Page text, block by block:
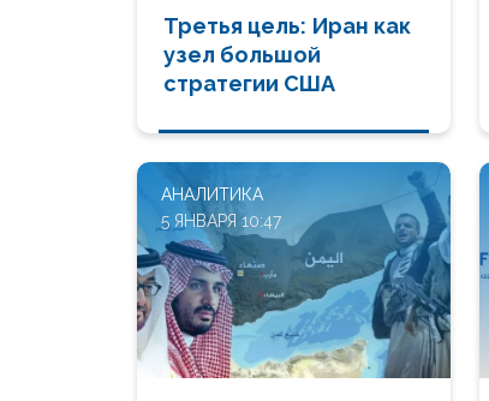
Третья цель: Иран как
узел большой
стратегии США
АНАЛИТИКА
5 ЯНВАРЯ 10:47